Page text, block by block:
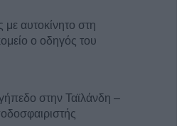
αυτοκίνητο στη
ο οδηγός του
στην Ταϊλάνδη –